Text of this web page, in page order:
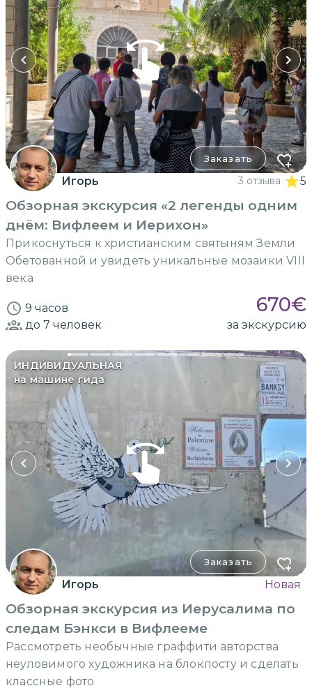
Заказать
Игорь 3 отзыва 5
Обзорная экскурсия «2 легенды одним
днём: Вифлеем и Иерихон»
Прикоснуться к христианским святыням Земли
Обетованной и увидеть уникальные мозаики VIII
века
9 часов 670€
до 7 человек за экскурсию
ИНДИВИДУАЛЬНАЯ
на машине гида
Заказать
Игорь Новая
Обзорная экскурсия из Иерусалима по
следам Бэнкси в Вифлееме
Рассмотреть необычные граффити авторства
неуловимого художника на блокпосту и сделать
классные фото